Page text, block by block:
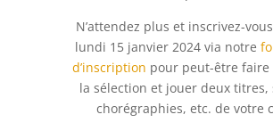
N’attendez plus et inscrivez-
lundi 15 janvier 2024 via notre
d’inscription pour peut-être faire
la sélection et jouer deux titres,
chorégraphies, etc. de votre